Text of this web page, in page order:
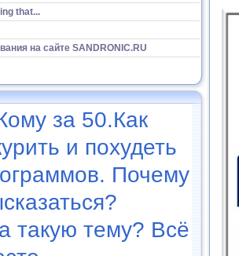
that...
на сайте SANDRONIC.RU
за 50.Как
и похудеть
Почему
такую тему? Всё